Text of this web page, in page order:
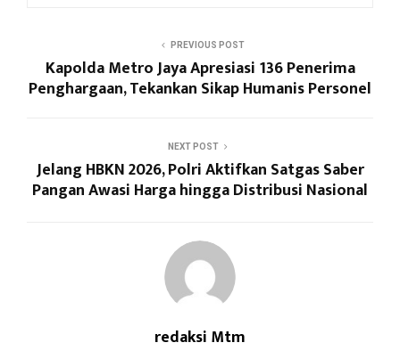
PREVIOUS POST
Kapolda Metro Jaya Apresiasi 136 Penerima
Penghargaan, Tekankan Sikap Humanis Personel
NEXT POST
Jelang HBKN 2026, Polri Aktifkan Satgas Saber
Pangan Awasi Harga hingga Distribusi Nasional
redaksi Mtm